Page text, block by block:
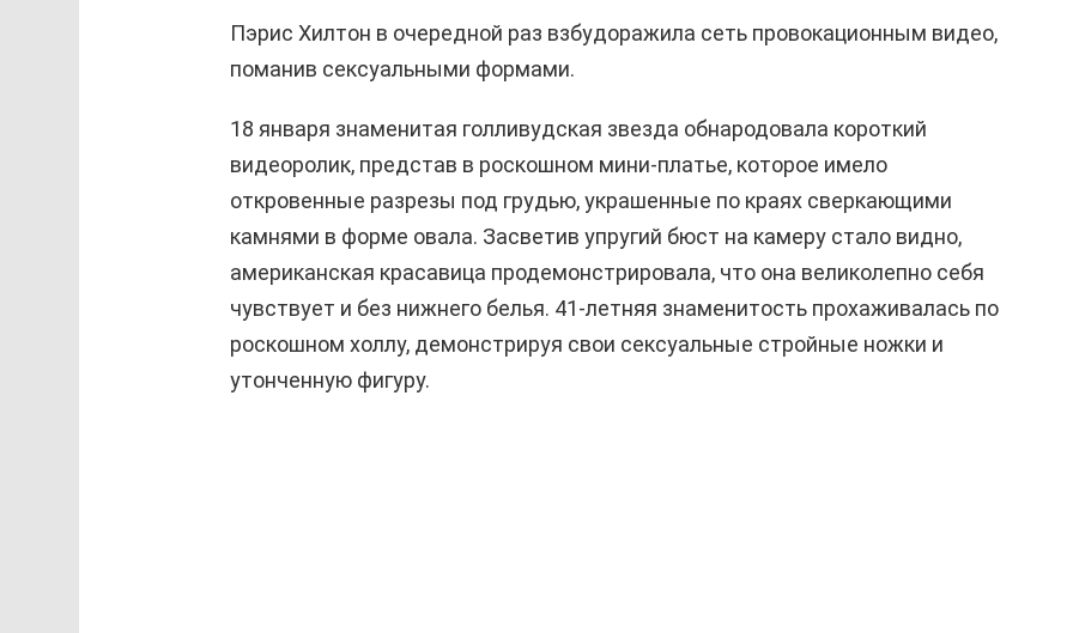
Пэрис Хилтон в очередной раз взбудоражила сеть провокационным видео,
поманив сексуальными формами.
18 января знаменитая голливудская звезда обнародовала короткий
видеоролик, представ в роскошном мини-платье, которое имело
откровенные разрезы под грудью, украшенные по краях сверкающими
камнями в форме овала. Засветив упругий бюст на камеру стало видно,
американская красавица продемонстрировала, что она великолепно себя
чувствует и без нижнего белья. 41-летняя знаменитость прохаживалась по
роскошном холлу, демонстрируя свои сексуальные стройные ножки и
утонченную фигуру.